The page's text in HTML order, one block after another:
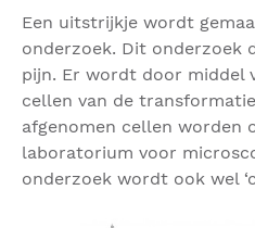
Een uitstrijkje wordt
onderzoek. Dit onderzoek
pijn. Er wordt door middel
cellen van de
afgenomen cellen worden
laboratorium voor
onderzoek wordt ook wel